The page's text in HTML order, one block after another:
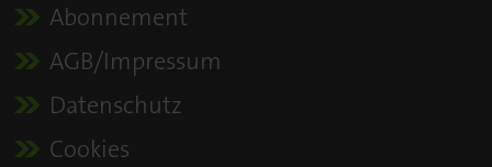
Abonnement
AGB/Impressum
Datenschutz
Cookies